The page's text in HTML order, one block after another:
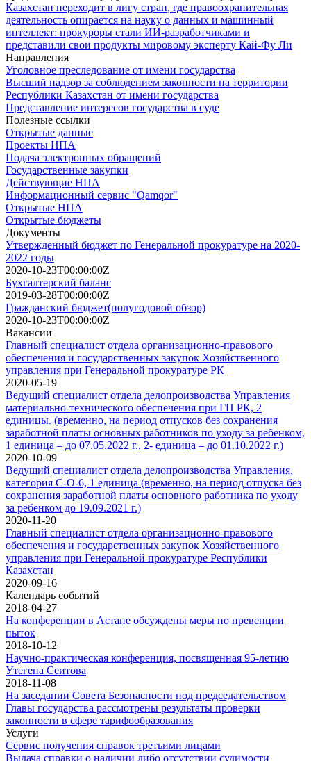
Казахстан переходит в лигу стран, где правоохранительная
деятельность опирается на науку о данных и машинный
интеллект: прокуроры стали ИИ-разработчиками и
представили свои продукты мировому эксперту Кай-Фу Ли
Направления
Уголовное преследование от имени государства
Высший надзор за соблюдением законности на территории
Республики Казахстан от имени государства
Представление интересов государства в суде
Полезные ссылки
Открытые данные
Проекты НПА
Подача электронных обращений
Государственные закупки
Действующие НПА
Информационный сервис "Qamqor"
Открытые НПА
Открытые бюджеты
Документы
Утвержденный бюджет по Генеральной прокуратуре на 2020-
2022 годы
2020-10-23T00:00:00Z
Бухгалтерский баланс
2019-03-28T00:00:00Z
Гражданский бюджет(полугодовой обзор)
2020-10-23T00:00:00Z
Вакансии
Главный специалист отдела организационно-правового
обеспечения и государственных закупок Хозяйственного
управления при Генеральной прокуратуре РК
2020-05-19
Ведущий специалист отдела делопроизводства Управления
материально-технического обеспечения при ГП РК, 2
единицы. (временно, на период отпусков без сохранения
заработной платы основных работников по уходу за ребенком,
1 единица – до 07.05.2022 г., 2- единица – до 01.10.2022 г.)
2020-10-09
Ведущий специалист отдела делопроизводства Управления,
категория С-О-6, 1 единица (временно, на период отпуска без
сохранения заработной платы основного работника по уходу
за ребенком до 19.09.2021 г.)
2020-11-20
Главный специалист отдела организационно-правового
обеспечения и государственных закупок Хозяйственного
управления при Генеральной прокуратуре Республики
Казахстан
2020-09-16
Календарь событий
2018-04-27
На конференции в Астане обсуждены меры по превенции
пыток
2018-10-12
Научно-практическая конференция, посвященная 95-летию
Утегена Сеитова
2018-11-08
На заседании Совета Безопасности под председательством
Главы государства рассмотрены результаты проверки
законности в сфере тарифообразования
Услуги
Сервис получения справок третьими лицами
Выдача справки о наличии либо отсутствии судимости